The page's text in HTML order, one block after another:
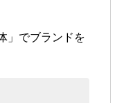
」でブランドを